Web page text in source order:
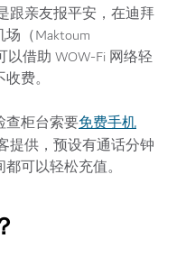
跟亲友报平安，在迪拜
（Maktoum
以借助 WOW-Fi 网络轻
费。
查柜台索要免费手机
提供，预设有通话分钟
可以轻松充值。